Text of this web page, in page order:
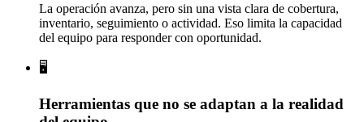
La operación avanza, pero sin una vista clara de cobertura,
inventario, seguimiento o actividad. Eso limita la capacidad
del equipo para responder con oportunidad.
🖥️
Herramientas que no se adaptan a la realidad